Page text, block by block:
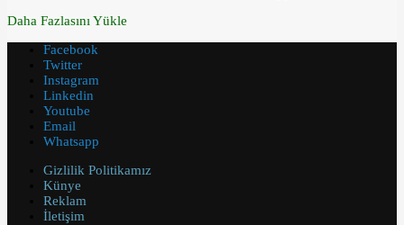
Daha Fazlasını Yükle
Facebook
Twitter
Instagram
Linkedin
Youtube
Email
Whatsapp
Gizlilik Politikamız
Künye
Reklam
İletişim